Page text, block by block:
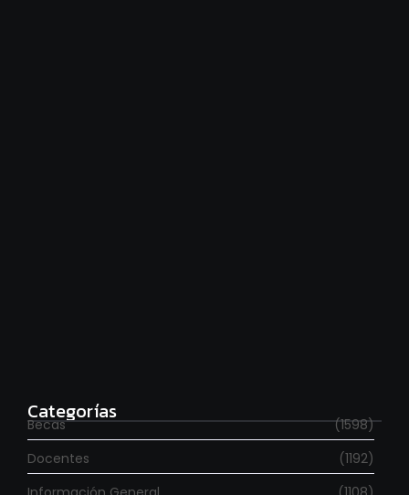
Categorías
Becas
(1598)
Docentes
(1192)